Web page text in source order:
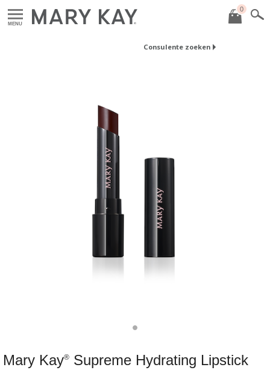
MENU
0
Consulente zoeken
Mary Kay® Supreme Hydrating Lipstick